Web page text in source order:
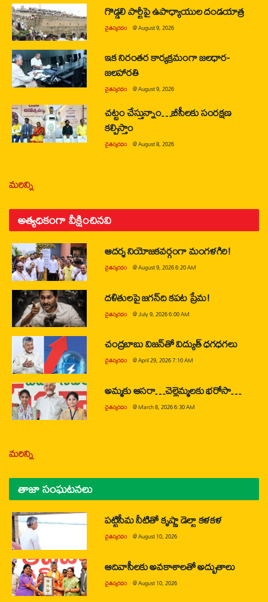
గొడ్డలి పార్టీపై ఉపాధ్యాయుల దండయాత్ర
చైతన్యరధం @August 9, 2026
ఇక నిరంతర కార్యక్రమంగా జలధార-
జలహారతి
చైతన్యరధం @August 9, 2026
చట్టం చేస్తున్నాం…బీసీలకు సంరక్షణ
కల్పిస్తాం
చైతన్యరధం @August 8, 2026
మరిన్ని
అత్యధికంగా వీక్షించినవి
ఆదర్శ నియోజకవర్గంగా మంగళగిరి!
చైతన్యరధం @August 9, 2026 6:20 AM
దళితులపై జగన్‌ది కపట ప్రేమ!
చైతన్యరధం @July 9, 2026 6:00 AM
చంద్రబాబు విజన్‌తో విద్యుత్ ధగధగలు
చైతన్యరధం @April 29, 2026 7:10 AM
అమ్మకు ఆసరా…చెల్లెమ్మలకు భరోసా…
చైతన్యరధం @March 8, 2026 6:30 AM
మరిన్ని
తాజా సంఘటనలు
పట్టిసీమ నీటితో కృష్ణా డెల్టా కళకళ
చైతన్యరధం @August 10, 2026
ఆదివాసీలకు అవకాశాలతో అద్భుతాలు
చైతన్యరధం @August 10, 2026